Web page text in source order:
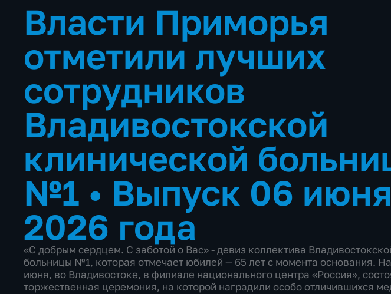
Власти Приморья
отметили лучших
сотрудников
Владивостокской
клинической
№1 • Выпуск 06 июня
2026 года
«С добрым сердцем. С заботой о Вас» - девиз коллектива
больницы №1, которая отмечает юбилей — 65 лет с момента основания.
июня, во Владивостоке, в филиале национального центра «Россия»,
торжественная церемония, на которой наградили особо отличившихся